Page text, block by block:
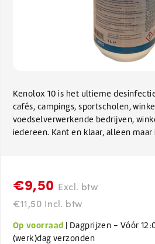
Kenolox 10 is het ultieme
cafés, campings, sportscholen,
voedselverwerkende bedrijven,
iedereen. Kant en klaar, alleen maar
€9,50 Excl. btw
€11,50 Incl. btw
Op voorraad | Dagprijzen - Vóór
(werk)dag verzonden